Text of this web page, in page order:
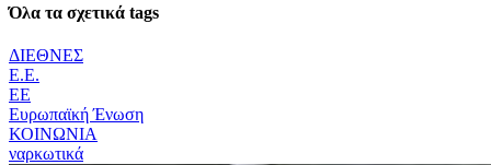
Όλα τα σχετικά tags
ΔΙΕΘΝΕΣ
Ε.Ε.
ΕΕ
Ευρωπαϊκή Ένωση
ΚΟΙΝΩΝΙΑ
ναρκωτικά